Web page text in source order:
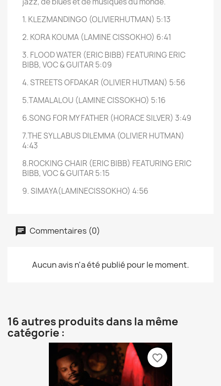
1. KLEZMANDINGO (OLIVIERHUTMAN) 5:13
2. KORA KOUMA (LAMINE CISSOKHO) 6:41
3. FLOOD WATER (ERIC BIBB) FEATURING ERIC
BIBB, VOC & GUITAR 5:09
4. STREETS OFDAKAR (OLIVIER HUTMAN) 5:56
5.TAMALALOU (LAMINE CISSOKHO) 5:16
6.SONG FOR MY FATHER (HORACE SILVER) 3:49
7.THE SYLLABUS DILEMMA (OLIVIER HUTMAN)
4:43
8.ROCKING CHAIR (ERIC BIBB) FEATURING ERIC
BIBB, VOC & GUITAR 5:15
9. SIMAYA(LAMINECISSOKHO) 4:56
Commentaires (0)
Aucun avis n'a été publié pour le moment.
16 autres produits dans la même
catégorie :
favorite_border